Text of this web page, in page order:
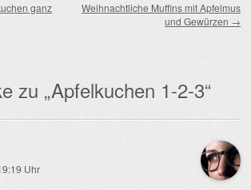
ganz
Weihnachtliche Muffins mit Apfelmus
und Gewürzen →
zu „Apfelkuchen 1-2-3“
Uhr